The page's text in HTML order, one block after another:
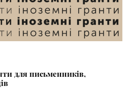
для письменників,